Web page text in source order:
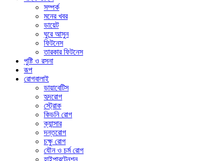
সম্পর্ক
মনের খবর
ডায়েট
ঘুরে আসুন
ফিটনেস
তারকার ফিটনেস
পুষ্টি ও রসনা
রূপ
রোগবালাই
ডায়াবেটিস
হৃদরোগ
স্ট্রোক
কিডনি রোগ
ক্যান্সার
দন্তরোগ
চক্ষু রোগ
যৌন ও চর্ম রোগ
হাইপারটেনশন